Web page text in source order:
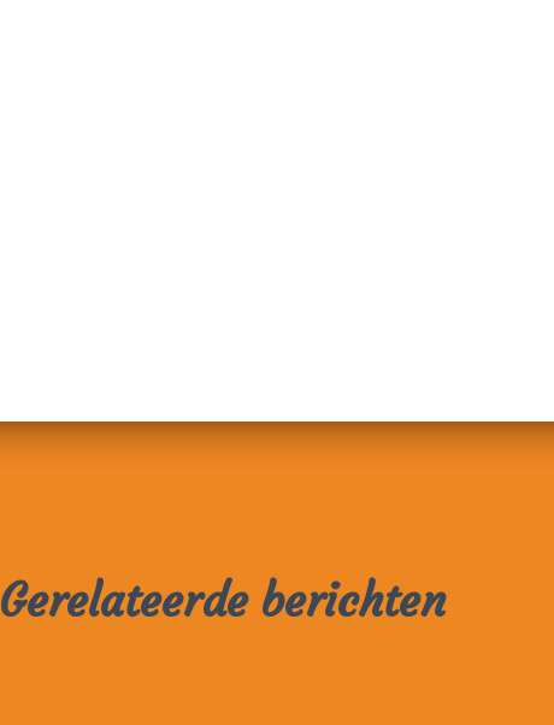
Gerelateerde berichten